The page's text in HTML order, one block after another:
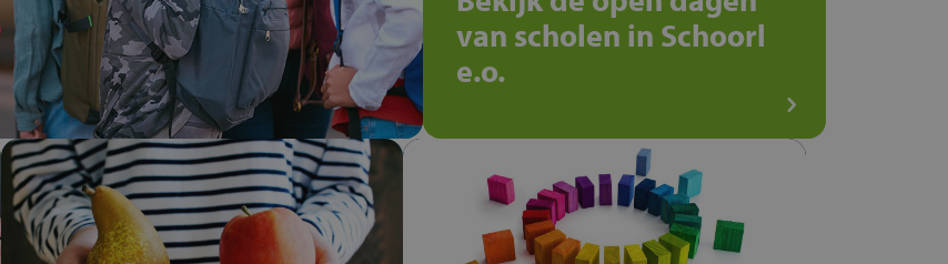
van scholen in Schoorl
e.o.